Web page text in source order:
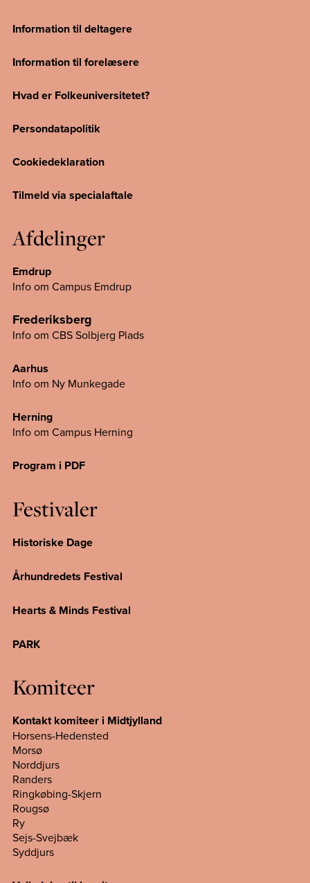
Information til deltagere
Information til forelæsere
Hvad er Folkeuniversitetet?
Persondatapolitik
Cookiedeklaration
Tilmeld via specialaftale
Afdelinger
Emdrup
Info om Campus Emdrup
Frederiksberg
Info om CBS Solbjerg Plads
Aarhus
Info om Ny Munkegade
Herning
Info om Campus Herning
Program i PDF
Festivaler
Historiske Dage
Århundredets Festival
Hearts & Minds Festival
PARK
Komiteer
Kontakt komiteer i Midtjylland
Horsens-Hedensted
Morsø
Norddjurs
Randers
Ringkøbing-Skjern
Rougsø
Ry
Sejs-Svejbæk
Syddjurs